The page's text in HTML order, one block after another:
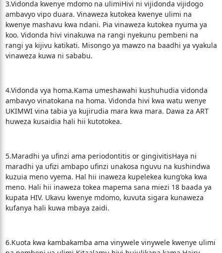
3.Vidonda kwenye mdomo na ulimiHivi ni vijidonda vijidogo
ambavyo vipo duara. Vinaweza kutokea kwenye ulimi na
kwenye mashavu kwa ndani. Pia vinaweza kutokea nyuma ya
koo. Vidonda hivi vinakuwa na rangi nyekunu pembeni na
rangi ya kijivu katikati. Misongo ya mawzo na baadhi ya vyakula
vinaweza kuwa ni sababu.
4.Vidonda vya homa.Kama umeshawahi kushuhudia vidonda
ambavyo vinatokana na homa. Vidonda hivi kwa watu wenye
UKIMWI vina tabia ya kujirudia mara kwa mara. Dawa za ART
huweza kusaidia hali hii kutotokea.
5.Maradhi ya ufinzi ama periodontitis or gingivitisHaya ni
maradhi ya ufizi ambapo ufinzi unakosa nguvu na kushindwa
kuzuia meno vyema. Hal hii inaweza kupelekea kung’oka kwa
meno. Hali hii inaweza tokea mapema sana miezi 18 baada ya
kupata HIV. Ukavu kwenye mdomo, kuvuta sigara kunaweza
kufanya hali kuwa mbaya zaidi.
6.Kuota kwa kambakamba ama vinywele vinywele kwenye ulimi